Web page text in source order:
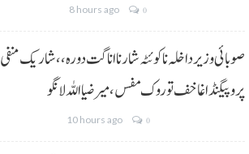
8 hours ago 0
صوبائی وزیر داخلہ نا کوئٹہ شار نا اناگت دورہ،، شاریک منفی
پروپیگنڈا غا خف توروک مفس، میر ضیا اللہ لانگو
10 hours ago 0